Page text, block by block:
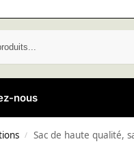
nous
/ Sac de haute qualité,